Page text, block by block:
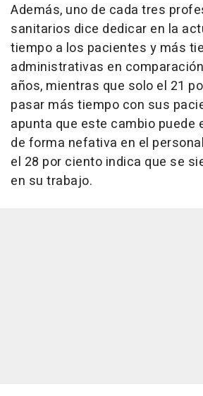
Además, uno de cada tres
sanitarios dice dedicar en la
tiempo a los pacientes y más
administrativas en
años, mientras que solo el 21
pasar más tiempo con sus
apunta que este cambio puede
de forma nefativa en el
el 28 por ciento indica que se
en su trabajo.